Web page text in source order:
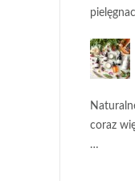
coraz
…